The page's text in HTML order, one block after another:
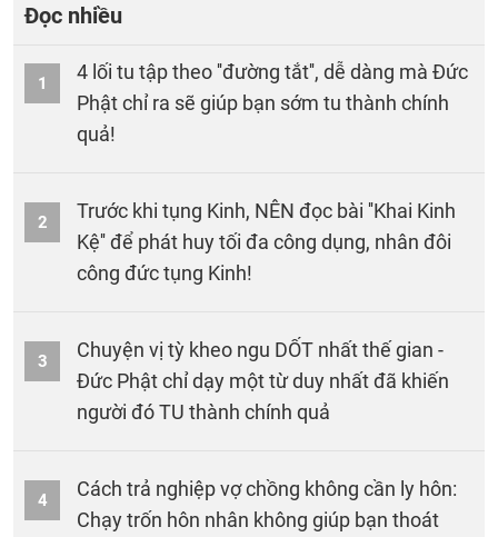
Đọc nhiều
1
4 lối tu tập theo ''đường tắt'', dễ dàng mà Đức
Phật chỉ ra sẽ giúp bạn sớm tu thành chính
quả!
2
Trước khi tụng Kinh, NÊN đọc bài ''Khai Kinh
Kệ'' để phát huy tối đa công dụng, nhân đôi
công đức tụng Kinh!
3
Chuyện vị tỳ kheo ngu DỐT nhất thế gian -
Đức Phật chỉ dạy một từ duy nhất đã khiến
người đó TU thành chính quả
4
Cách trả nghiệp vợ chồng không cần ly hôn:
Chạy trốn hôn nhân không giúp bạn thoát